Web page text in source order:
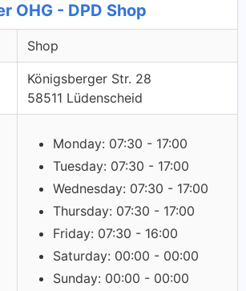
OHG - DPD Shop
Shop
Königsberger Str. 28
58511 Lüdenscheid
Monday: 07:30 - 17:00
Tuesday: 07:30 - 17:00
Wednesday: 07:30 - 17:00
Thursday: 07:30 - 17:00
Friday: 07:30 - 16:00
Saturday: 00:00 - 00:00
Sunday: 00:00 - 00:00